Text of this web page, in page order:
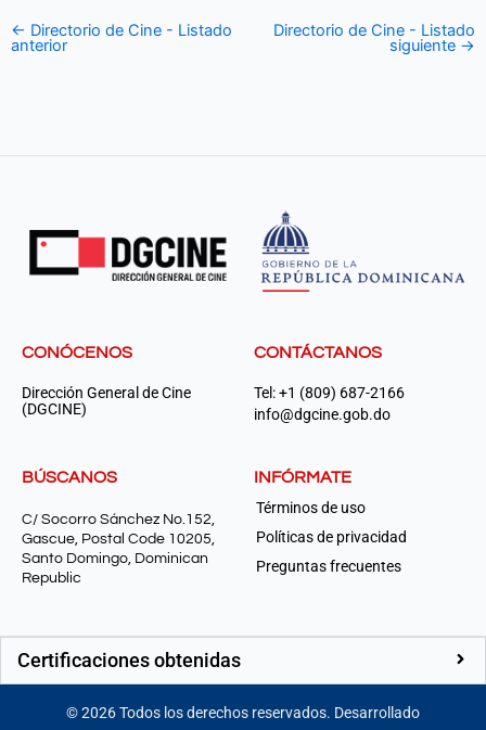
← Directorio de Cine - Listado
anterior
Directorio de Cine - Listado
siguiente →
CONÓCENOS
Dirección General de Cine
(DGCINE)
CONTÁCTANOS
Tel: +1 (809) 687-2166
info@dgcine.gob.do
BÚSCANOS
C/ Socorro Sánchez No.152,
Gascue, Postal Code 10205,
Santo Domingo, Dominican
Republic
INFÓRMATE
Términos de uso
Políticas de privacidad
Preguntas frecuentes
Certificaciones obtenidas
©2026Todos los derechos reservados. Desarrollado